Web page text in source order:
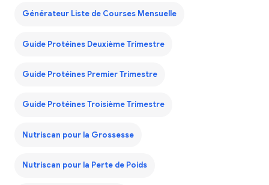
Générateur Liste de Courses Mensuelle
Guide Protéines Deuxième Trimestre
Guide Protéines Premier Trimestre
Guide Protéines Troisième Trimestre
Nutriscan pour la Grossesse
Nutriscan pour la Perte de Poids